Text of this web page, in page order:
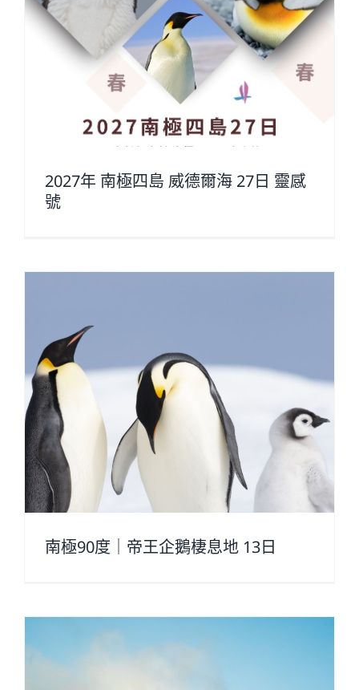
2027年 南極四島 威德爾海 27日 靈感
號
南極90度｜帝王企鵝棲息地 13日